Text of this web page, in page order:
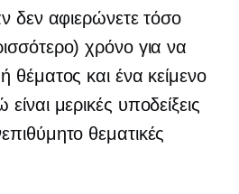
δεν αφιερώνετε τόσο
χρόνο για να
θέματος και ένα κείμενο
μερικές υποδείξεις
θεματικές